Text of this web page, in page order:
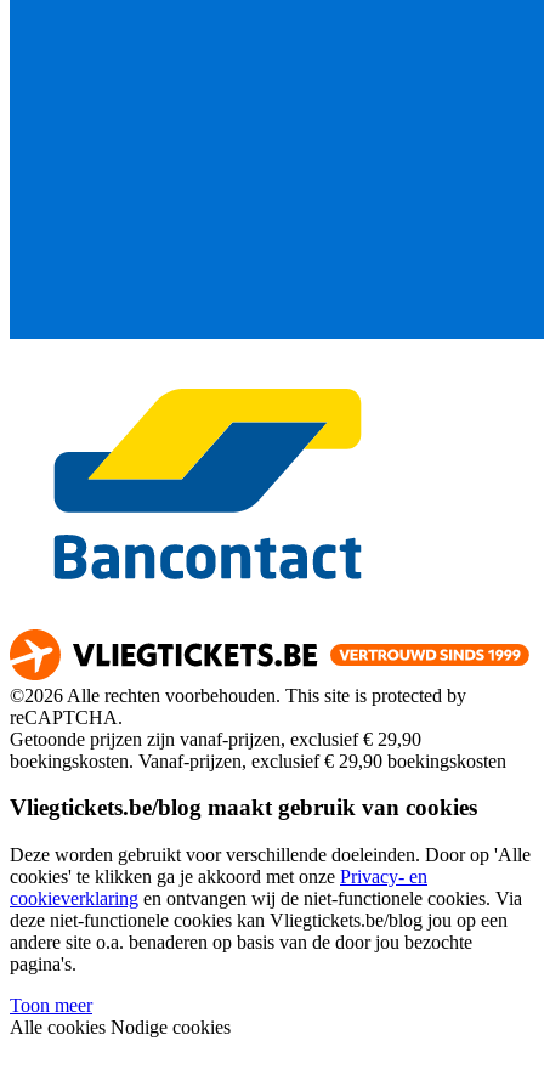
©2026 Alle rechten voorbehouden. This site is protected by
reCAPTCHA.
Getoonde prijzen zijn vanaf-prijzen, exclusief € 29,90
boekingskosten. Vanaf-prijzen, exclusief € 29,90 boekingskosten
Vliegtickets.be/blog maakt gebruik van cookies
Deze worden gebruikt voor verschillende doeleinden. Door op 'Alle
cookies' te klikken ga je akkoord met onze Privacy- en
cookieverklaring en ontvangen wij de niet-functionele cookies. Via
deze niet-functionele cookies kan Vliegtickets.be/blog jou op een
andere site o.a. benaderen op basis van de door jou bezochte
pagina's.
Toon meer
Alle cookies Nodige cookies